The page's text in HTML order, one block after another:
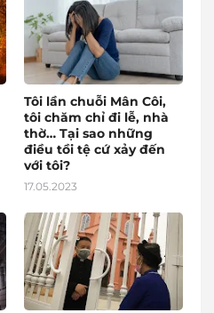
Tôi lần chuỗi Mân Côi,
tôi chăm chỉ đi lễ, nhà
thờ… Tại sao những
điều tồi tệ cứ xảy đến
với tôi?
17.05.2023